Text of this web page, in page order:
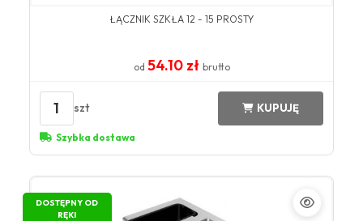
ŁĄCZNIK SZKŁA 12 - 15 PROSTY
od 54.10 zł brutto
1 szt KUPUJĘ
Szybka dostawa
DOSTĘPNY OD
RĘKI